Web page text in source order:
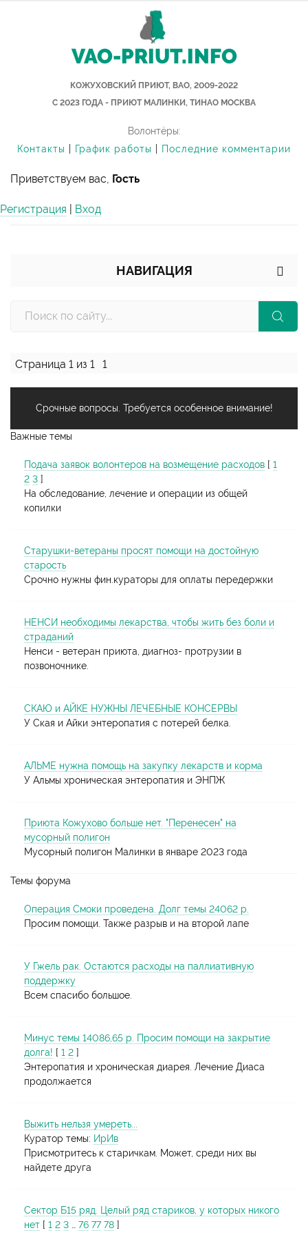
VAO-PRIUT.INFO
КОЖУХОВСКИЙ ПРИЮТ, ВАО, 2009-2022
С 2023 ГОДА - ПРИЮТ МАЛИНКИ, ТИНАО МОСКВА
Волонтёры:
Контакты
График работы Последние комментарии
Приветствуем вас, Гость
Регистрация Вход
НАВИГАЦИЯ
Страница 1 из 1 1
Срочные вопросы. Требуется особенное внимание!
Важные темы
Подача заявок волонтеров на возмещение расходов [ 1
2 3 ]
На обследование, лечение и операции из общей
копилки
Старушки-ветераны просят помощи на достойную
старость
Срочно нужны фин.кураторы для оплаты передержки
НЕНСИ необходимы лекарства, чтобы жить без боли и
страданий
Ненси - ветеран приюта, диагноз- протрузии в
позвоночнике.
СКАЮ и АЙКЕ НУЖНЫ ЛЕЧЕБНЫЕ КОНСЕРВЫ
У Ская и Айки энтеропатия с потерей белка.
АЛЬМЕ нужна помощь на закупку лекарств и корма
У Альмы хроническая энтеропатия и ЭНПЖ
Приюта Кожухово больше нет. "Перенесен" на
мусорный полигон
Мусорный полигон Малинки в январе 2023 года
Темы форума
Операция Смоки проведена. Долг темы 24062 р.
Просим помощи. Также разрыв и на второй лапе
У Гжель рак. Остаются расходы на паллиативную
поддержку
Всем спасибо большое.
Минус темы 14086,65 р. Просим помощи на закрытие
долга! [ 1 2 ]
Энтеропатия и хроническая диарея. Лечение Диаса
продолжается
Выжить нельзя умереть...
Куратор темы: ИрИв
Присмотритесь к старичкам. Может, среди них вы
найдете друга
Сектор Б15 ряд. Целый ряд стариков, у которых никого
нет [ 1 2 3 76 77 78 ]